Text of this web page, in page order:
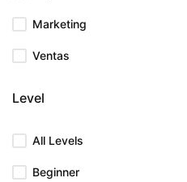
Marketing
Ventas
Level
All Levels
Beginner